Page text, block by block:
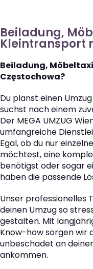
Beiladung,
Kleintransport
Beiladung,
Częstochowa?
Du planst einen
suchst nach einem
Der MEGA UMZUG
umfangreiche
Egal, ob du nur
möchtest, eine
benötigst oder sogar
haben die passende
Unser professionelles
deinen Umzug so
gestalten. Mit
Know-how sorgen wir
unbeschadet an
ankommen.